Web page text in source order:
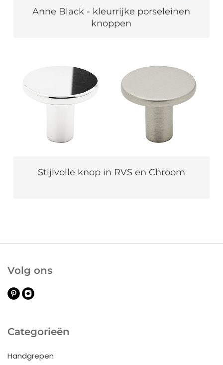
Anne Black - kleurrijke porseleinen
knoppen
Stijlvolle knop in RVS en Chroom
Categorieën
Handgrepen
Volg ons